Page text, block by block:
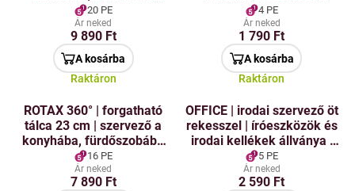
rekesz | átlátszó műanyag
20 PE
Ár neked
9 890 Ft
A kosárba
Raktáron
akasztós horgokkal | fehér
| 15 cm
4 PE
Ár neked
1 790 Ft
A kosárba
Raktáron
ROTAX 360° | forgatható
tálca 23 cm | szervező a
konyhába, fürdőszobába
és spájzba
16 PE
Ár neked
7 890 Ft
OFFICE | irodai szervező öt
rekesszel | íróeszközök és
irodai kellékek állványa |
füstszínű
5 PE
Ár neked
2 590 Ft